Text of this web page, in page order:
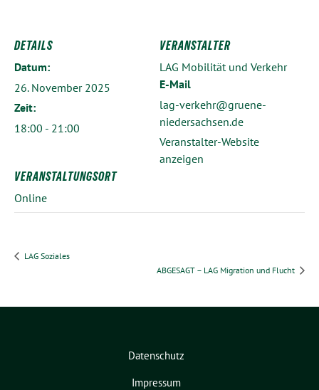
DETAILS
Datum:
26. November 2025
Zeit:
18:00 - 21:00
VERANSTALTUNGSORT
Online
VERANSTALTER
LAG Mobilität und Verkehr
E-Mail
lag-verkehr@gruene-
niedersachsen.de
Veranstalter-Website
anzeigen
LAG Soziales
ABGESAGT – LAG Migration und Flucht
Datenschutz
Impressum